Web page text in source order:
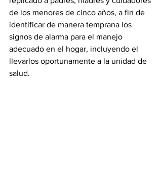
de los menores de cinco años, a fin de
identificar de manera temprana los
signos de alarma para el manejo
adecuado en el hogar, incluyendo el
llevarlos oportunamente a la unidad de
salud.